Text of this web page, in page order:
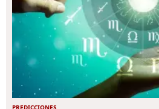
PREDICCIONES